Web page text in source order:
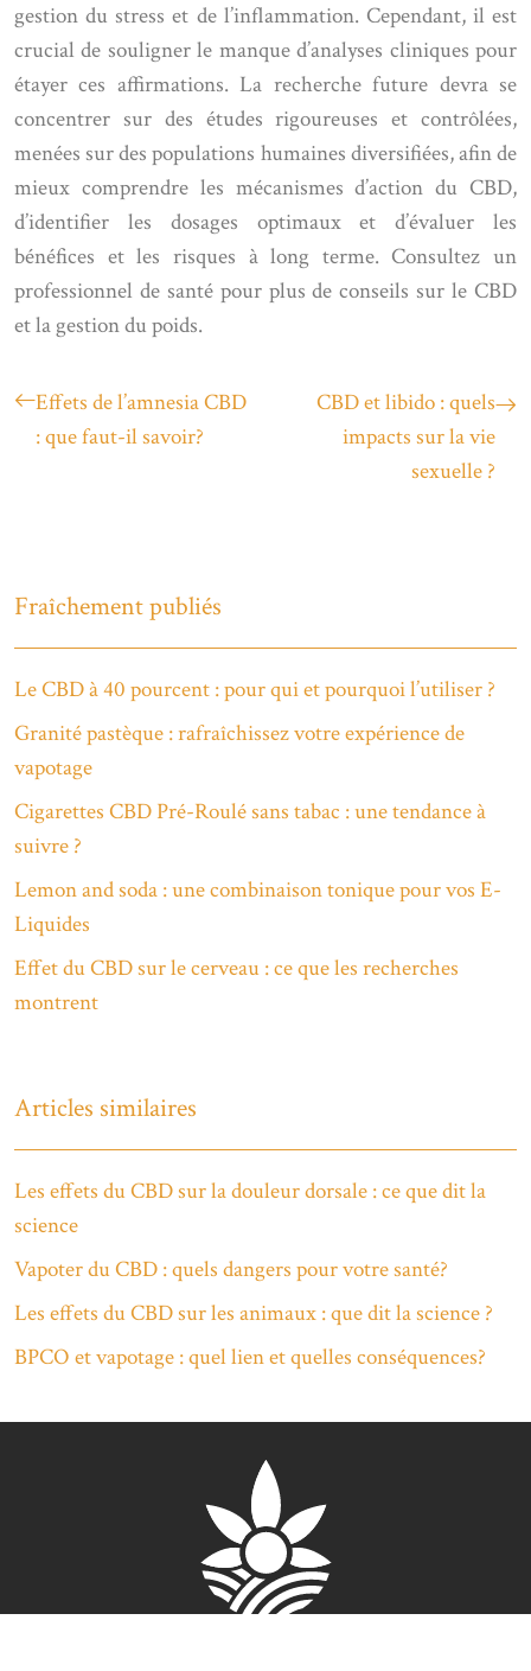
gestion du stress et de l’inflammation. Cependant, il est
crucial de souligner le manque d’analyses cliniques pour
étayer ces affirmations. La recherche future devra se
concentrer sur des études rigoureuses et contrôlées,
menées sur des populations humaines diversifiées, afin de
mieux comprendre les mécanismes d’action du CBD,
d’identifier les dosages optimaux et d’évaluer les
bénéfices et les risques à long terme. Consultez un
professionnel de santé pour plus de conseils sur le CBD
et la gestion du poids.
Effets de l’amnesia CBD
: que faut-il savoir?
CBD et libido : quels
impacts sur la vie
sexuelle ?
Fraîchement publiés
Le CBD à 40 pourcent : pour qui et pourquoi l’utiliser ?
Granité pastèque : rafraîchissez votre expérience de
vapotage
Cigarettes CBD Pré-Roulé sans tabac : une tendance à
suivre ?
Lemon and soda : une combinaison tonique pour vos E-
Liquides
Effet du CBD sur le cerveau : ce que les recherches
montrent
Articles similaires
Les effets du CBD sur la douleur dorsale : ce que dit la
science
Vapoter du CBD : quels dangers pour votre santé?
Les effets du CBD sur les animaux : que dit la science ?
BPCO et vapotage : quel lien et quelles conséquences?